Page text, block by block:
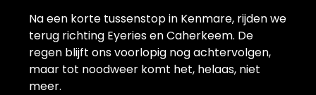
Na een korte tussenstop in Kenmare, rijden we
terug richting Eyeries en Caherkeem. De
regen blijft ons voorlopig nog achtervolgen,
maar tot noodweer komt het, helaas, niet
meer.